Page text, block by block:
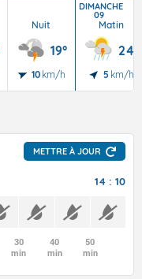
Nuit
19°
10 km/h
DIMANCHE
09
Matin
24°
5 km/h
METTRE À JOUR
14 : 10
30
min
40
min
50
min